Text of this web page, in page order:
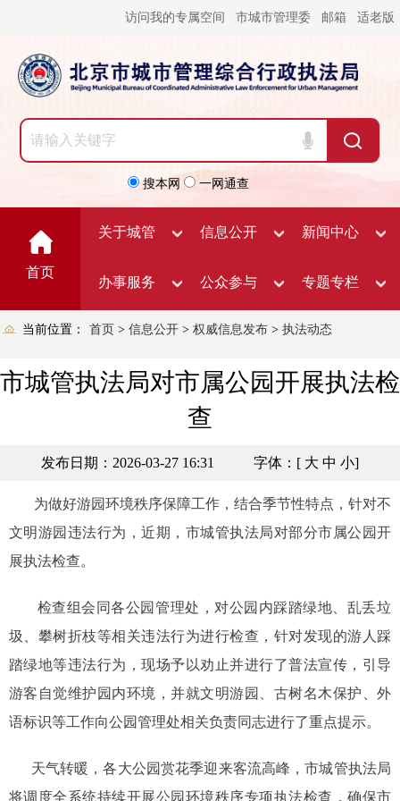
访问我的专属空间 市城市管理委 邮箱 适老版
搜本网 一网通查
首页
关于城管 信息公开 新闻中心
办事服务 公众参与 专题专栏
当前位置： 首页 > 信息公开 > 权威信息发布 > 执法动态
市城管执法局对市属公园开展执法检
查
发布日期：2026-03-27 16:31 字体：[ 大 中 小]
为做好游园环境秩序保障工作，结合季节性特点，针对不
文明游园违法行为，近期，市城管执法局对部分市属公园开
展执法检查。
检查组会同各公园管理处，对公园内踩踏绿地、乱丢垃
圾、攀树折枝等相关违法行为进行检查，针对发现的游人踩
踏绿地等违法行为，现场予以劝止并进行了普法宣传，引导
游客自觉维护园内环境，并就文明游园、古树名木保护、外
语标识等工作向公园管理处相关负责同志进行了重点提示。
天气转暖，各大公园赏花季迎来客流高峰，市城管执法局
将调度全系统持续开展公园环境秩序专项执法检查，确保市